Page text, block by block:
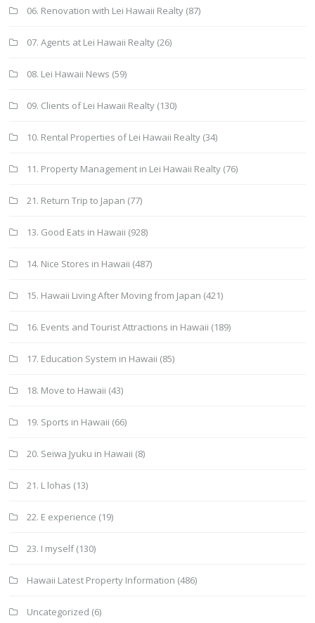
06. Renovation with Lei Hawaii Realty (87)
07. Agents at Lei Hawaii Realty (26)
08. Lei Hawaii News (59)
09. Clients of Lei Hawaii Realty (130)
10. Rental Properties of Lei Hawaii Realty (34)
11. Property Management in Lei Hawaii Realty (76)
21. Return Trip to Japan (77)
13. Good Eats in Hawaii (928)
14. Nice Stores in Hawaii (487)
15. Hawaii Living After Moving from Japan (421)
16. Events and Tourist Attractions in Hawaii (189)
17. Education System in Hawaii (85)
18. Move to Hawaii (43)
19. Sports in Hawaii (66)
20. Seiwa Jyuku in Hawaii (8)
21. L lohas (13)
22. E experience (19)
23. I myself(130)
Hawaii Latest Property Information (486)
Uncategorized (6)